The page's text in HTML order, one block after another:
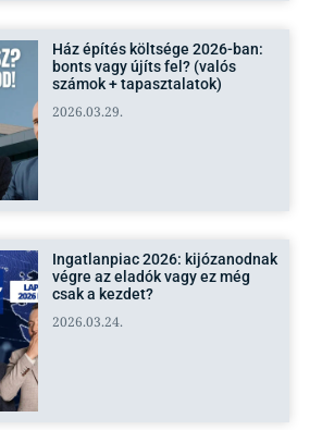
Ház építés költsége 2026-ban:
bonts vagy újíts fel? (valós
számok + tapasztalatok)
2026.03.29.
Ingatlanpiac 2026: kijózanodnak
végre az eladók vagy ez még
csak a kezdet?
2026.03.24.